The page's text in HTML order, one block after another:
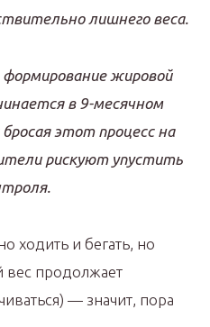
лишнего веса.
жировой
в 9-месячном
этот процесс на
рискуют упустить
ходить и бегать, но
продолжает
— значит, пора